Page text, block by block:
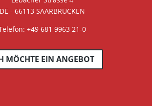
DE - 66113 SAARBRÜCKEN
+49 681 9963 21-0
MÖCHTE EIN ANGEBOT